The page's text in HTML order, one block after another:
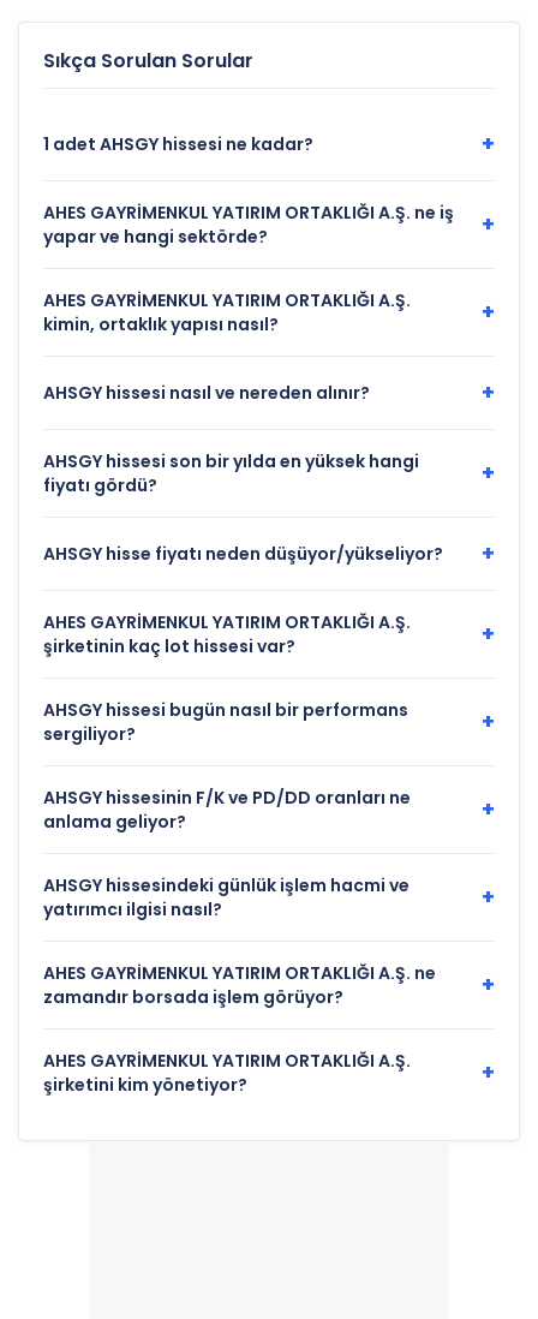
Sıkça Sorulan Sorular
1 adet AHSGY hissesi ne kadar? +
AHES GAYRİMENKUL YATIRIM ORTAKLIĞI A.Ş. ne iş
yapar ve hangi sektörde?
+
AHES GAYRİMENKUL YATIRIM ORTAKLIĞI A.Ş.
kimin, ortaklık yapısı nasıl?
+
AHSGY hissesi nasıl ve nereden alınır? +
AHSGY hissesi son bir yılda en yüksek hangi
fiyatı gördü?
+
AHSGY hisse fiyatı neden düşüyor/yükseliyor? +
AHES GAYRİMENKUL YATIRIM ORTAKLIĞI A.Ş.
şirketinin kaç lot hissesi var?
+
AHSGY hissesi bugün nasıl bir performans
sergiliyor?
+
AHSGY hissesinin F/K ve PD/DD oranları ne
anlama geliyor?
+
AHSGY hissesindeki günlük işlem hacmi ve
yatırımcı ilgisi nasıl?
+
AHES GAYRİMENKUL YATIRIM ORTAKLIĞI A.Ş. ne
zamandır borsada işlem görüyor?
+
AHES GAYRİMENKUL YATIRIM ORTAKLIĞI A.Ş.
şirketini kim yönetiyor?
+